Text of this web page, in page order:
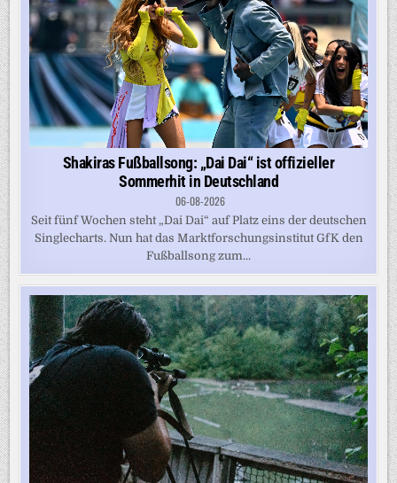
Shakiras Fußballsong: „Dai Dai“ ist offizieller
Sommerhit in Deutschland
06-08-2026
Seit fünf Wochen steht „Dai Dai“ auf Platz eins der deutschen
Singlecharts. Nun hat das Marktforschungsinstitut GfK den
Fußballsong zum...